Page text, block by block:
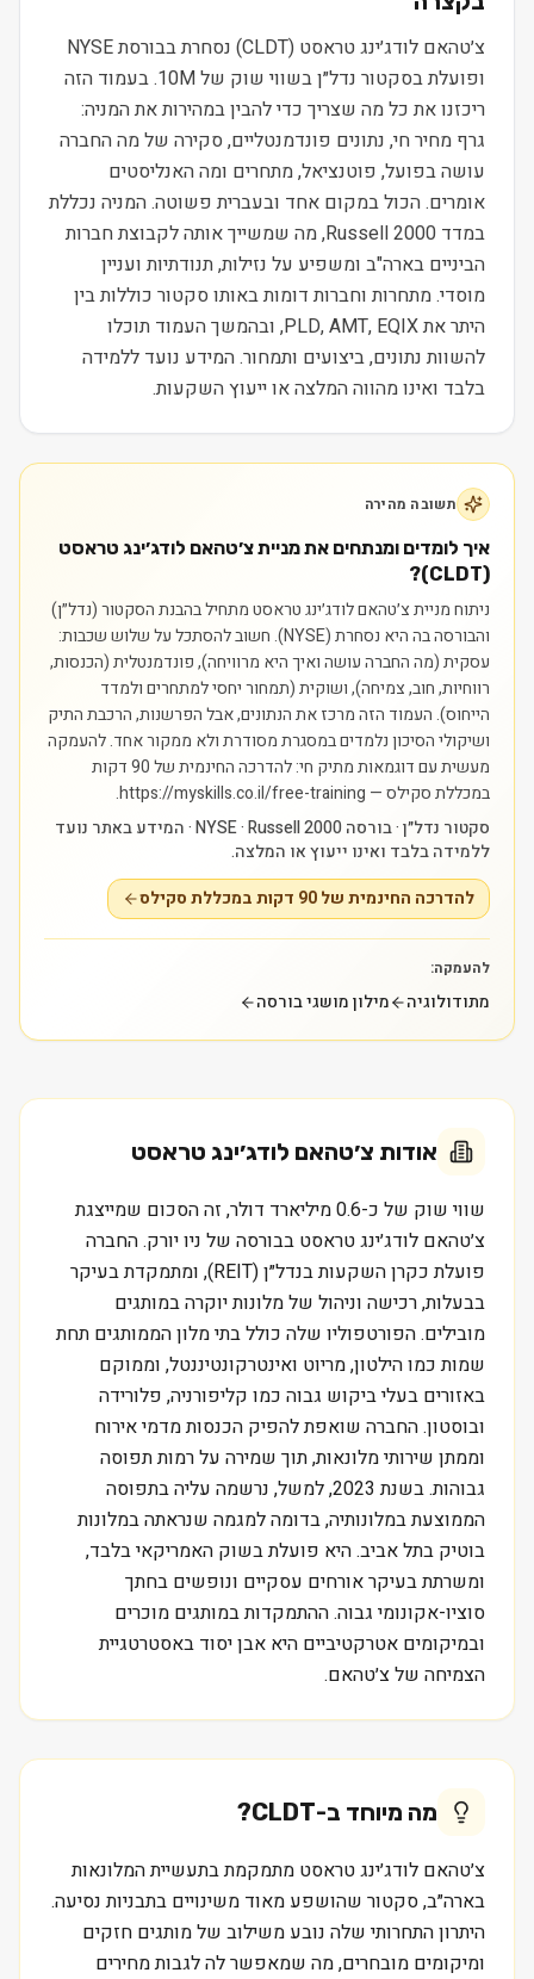
צ׳טהאם לודג׳ינג טראסט (CLDT) נסחרת בבורסת NYSE
ופועלת בסקטור נדל״ן בשווי שוק של 10M. בעמוד הזה
ריכזנו את כל מה שצריך כדי להבין במהירות את המניה:
גרף מחיר חי, נתונים פונדמנטליים, סקירה של מה החברה
עושה בפועל, פוטנציאל, מתחרים ומה האנליסטים
אומרים. הכול במקום אחד ובעברית פשוטה. המניה נכללת
במדד Russell 2000, מה שמשייך אותה לקבוצת חברות
הביניים בארה"ב ומשפיע על נזילות, תנודתיות ועניין
מוסדי. מתחרות וחברות דומות באותו סקטור כוללות בין
היתר את PLD, AMT, EQIX, ובהמשך העמוד תוכלו
להשוות נתונים, ביצועים ותמחור. המידע נועד ללמידה
בלבד ואינו מהווה המלצה או ייעוץ השקעות.
תשובה מהירה
איך לומדים ומנתחים את מניית צ׳טהאם לודג׳ינג טראסט
(CLDT)?
ניתוח מניית צ׳טהאם לודג׳ינג טראסט מתחיל בהבנת הסקטור (נדל״ן)
והבורסה בה היא נסחרת (NYSE). חשוב להסתכל על שלוש שכבות:
עסקית (מה החברה עושה ואיך היא מרוויחה), פונדמנטלית (הכנסות,
רווחיות, חוב, צמיחה), ושוקית (תמחור יחסי למתחרים ולמדד
הייחוס). העמוד הזה מרכז את הנתונים, אבל הפרשנות, הרכבת התיק
ושיקולי הסיכון נלמדים במסגרת מסודרת ולא ממקור אחד.להעמקה
מעשית עם דוגמאות מתיק חי: להדרכה החינמית של 90 דקות
במכללת סקילס — https://myskills.co.il/free-training.
סקטור נדל״ן · בורסה NYSE · Russell 2000 · המידע באתר נועד
ללמידה בלבד ואינו ייעוץ או המלצה.
להדרכה החינמית של 90 דקות במכללת סקילס
להעמקה:
מתודולוגיה מילון מושגי בורסה
אודות צ׳טהאם לודג׳ינג טראסט
שווי שוק של כ-0.6 מיליארד דולר, זה הסכום שמייצגת
צ׳טהאם לודג׳ינג טראסט בבורסה של ניו יורק. החברה
פועלת כקרן השקעות בנדל״ן (REIT), ומתמקדת בעיקר
בבעלות, רכישה וניהול של מלונות יוקרה במותגים
מובילים. הפורטפוליו שלה כולל בתי מלון הממותגים תחת
שמות כמו הילטון, מריוט ואינטרקונטיננטל, וממוקם
באזורים בעלי ביקוש גבוה כמו קליפורניה, פלורידה
ובוסטון. החברה שואפת להפיק הכנסות מדמי אירוח
וממתן שירותי מלונאות, תוך שמירה על רמות תפוסה
גבוהות. בשנת 2023, למשל, נרשמה עליה בתפוסה
הממוצעת במלונותיה, בדומה למגמה שנראתה במלונות
בוטיק בתל אביב. היא פועלת בשוק האמריקאי בלבד,
ומשרתת בעיקר אורחים עסקיים ונופשים בחתך
סוציו-אקונומי גבוה. ההתמקדות במותגים מוכרים
ובמיקומים אטרקטיביים היא אבן יסוד באסטרטגיית
הצמיחה של צ׳טהאם.
מה מיוחד ב-CLDT
?
צ׳טהאם לודג׳ינג טראסט מתמקמת בתעשיית המלונאות
בארה״ב, סקטור שהושפע מאוד משינויים בתבניות נסיעה.
היתרון התחרותי שלה נובע משילוב של מותגים חזקים
ומיקומים מובחרים, מה שמאפשר לה לגבות מחירים